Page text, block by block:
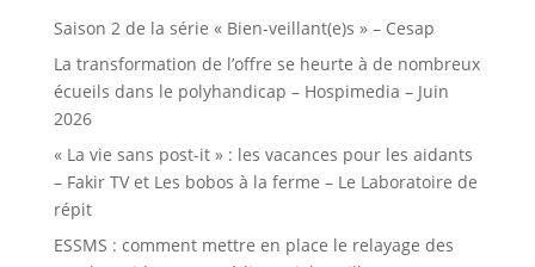
Saison 2 de la série « Bien-veillant(e)s » – Cesap
La transformation de l’offre se heurte à de nombreux
écueils dans le polyhandicap – Hospimedia – Juin
2026
« La vie sans post-it » : les vacances pour les aidants
– Fakir TV et Les bobos à la ferme – Le Laboratoire de
répit
ESSMS : comment mettre en place le relayage des